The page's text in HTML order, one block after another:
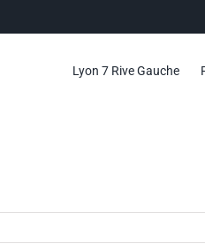
Lyon 7 Rive Gauche